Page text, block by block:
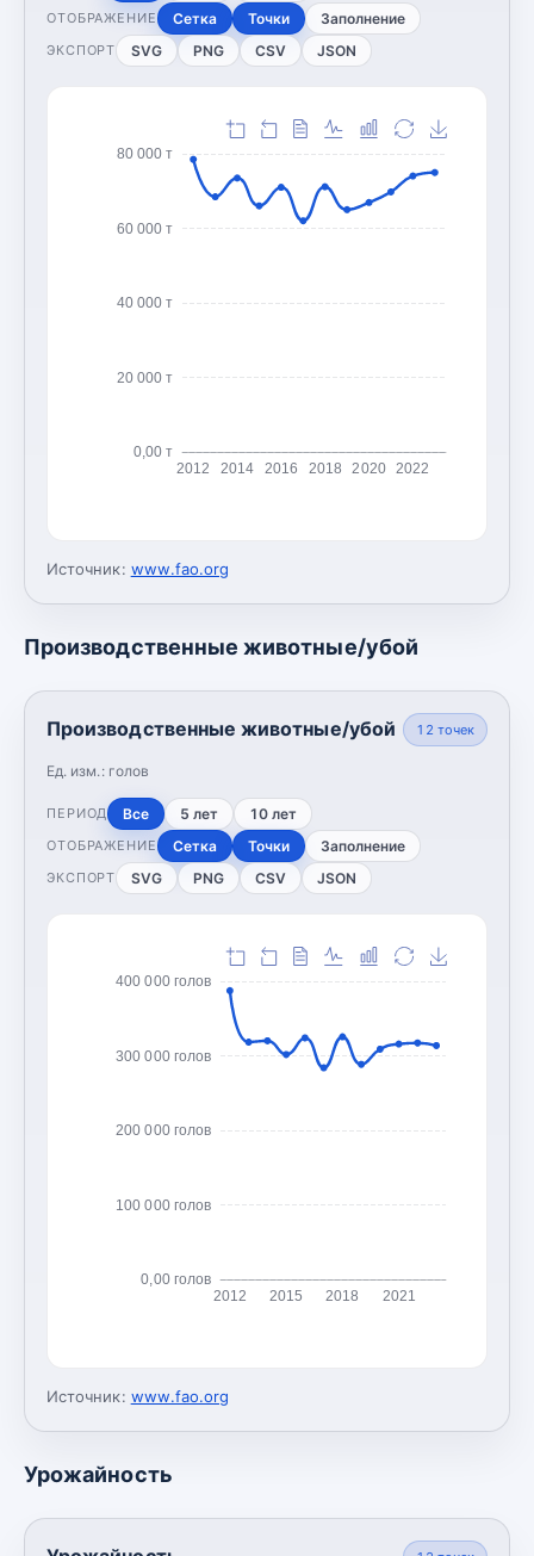
ОТОБРАЖЕНИЕ Сетка Точки Заполнение
ЭКСПОРТ SVG PNG CSV JSON
0,00 т
20 000 т
40 000 т
60 000 т
80 000 т
2012 2014 2016 2018 2020 2022
Источник: www.fao.org
Производственные животные/убой
Производственные животные/убой
Ед. изм.: голов
12 точек
ПЕРИОД Все 5 лет 10 лет
ОТОБРАЖЕНИЕ Сетка Точки Заполнение
ЭКСПОРТ SVG PNG CSV JSON
0,00 голов
100 000 голов
200 000 голов
300 000 голов
400 000 голов
2012 2015 2018 2021
Источник: www.fao.org
Урожайность